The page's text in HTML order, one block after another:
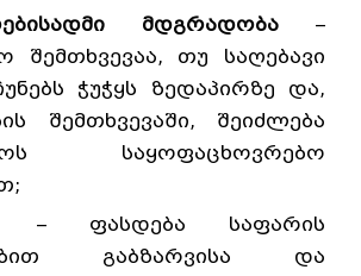
მდგრადობა –
შემთხვევაა, თუ საღებავი
ჭუჭყს ზედაპირზე და,
შემთხვევაში, შეიძლება
საყოფაცხოვრებო
– ფასდება საფარის
გაბზარვისა და